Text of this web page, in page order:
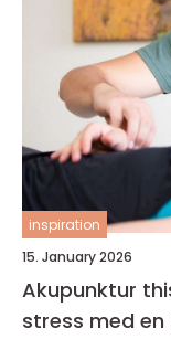
inspiration
15. January 2026
Akupunktur thisted lindring af
stress med